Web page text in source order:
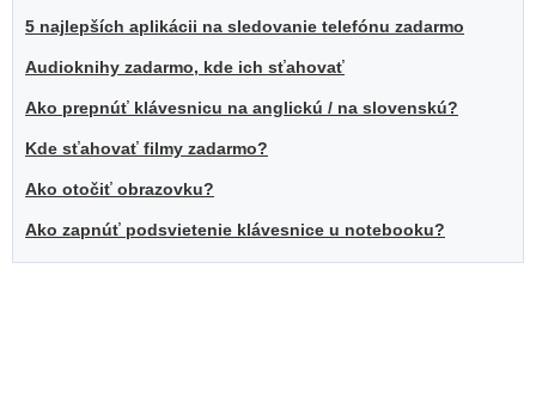
5 najlepších aplikácii na sledovanie telefónu zadarmo
Audioknihy zadarmo, kde ich sťahovať
Ako prepnúť klávesnicu na anglickú / na slovenskú?
Kde sťahovať filmy zadarmo?
Ako otočiť obrazovku?
Ako zapnúť podsvietenie klávesnice u notebooku?